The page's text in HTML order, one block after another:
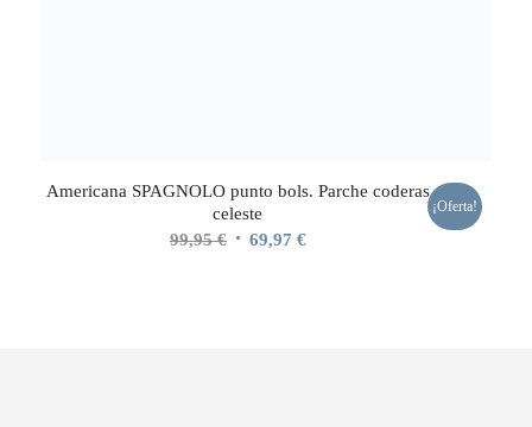
Americana SPAGNOLO punto bols. Parche coderas
celeste
99,95€ El 69,97 €El
¡Oferta!